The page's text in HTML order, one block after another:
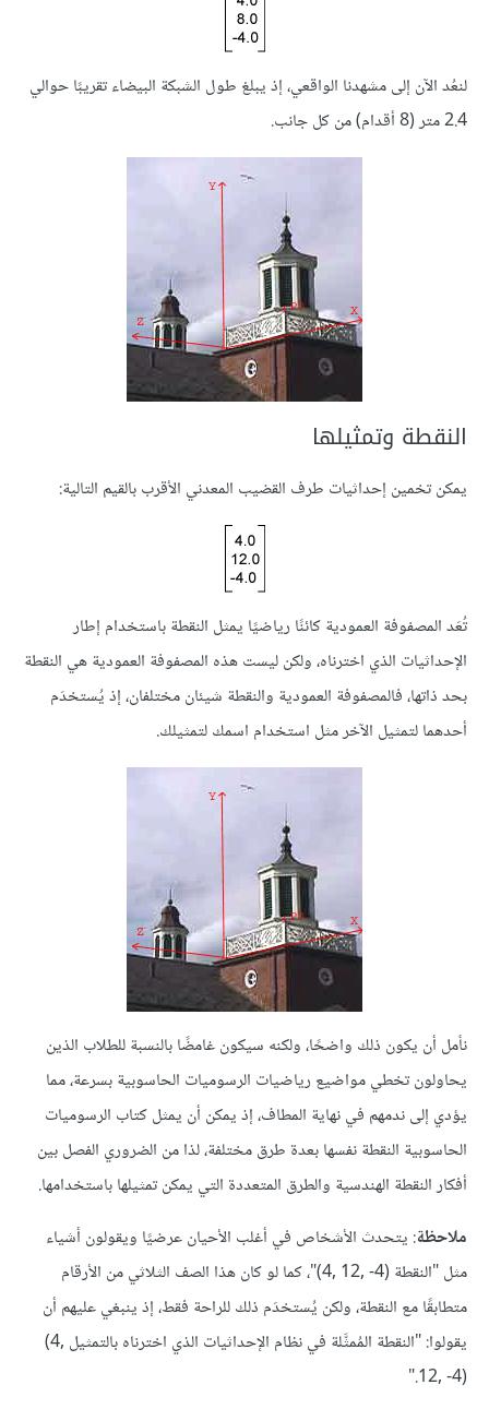
لنعُد الآن إلى مشهدنا الواقعي، إذ يبلغ طول الشبكة البيضاء تقريبًا حوالي
2.4 متر (8 أقدام) من كل جانب.
النقطة وتمثيلها
يمكن تخمين إحداثيات طرف القضيب المعدني الأقرب بالقيم التالية:
تُعَد المصفوفة العمودية كائنًا رياضيًا يمثل النقطة باستخدام إطار
الإحداثيات الذي اخترناه، ولكن ليست هذه المصفوفة العمودية هي النقطة
بحد ذاتها، فالمصفوفة العمودية والنقطة شيئان مختلفان، إذ يُستخدَم
أحدهما لتمثيل الآخر مثل استخدام اسمك لتمثيلك.
نأمل أن يكون ذلك واضحًا، ولكنه سيكون غامضًا بالنسبة للطلاب الذين
يحاولون تخطي مواضيع رياضيات الرسوميات الحاسوبية بسرعة، مما
يؤدي إلى ندمهم في نهاية المطاف، إذ يمكن أن يمثل كتاب الرسوميات
الحاسوبية النقطة نفسها بعدة طرق مختلفة، لذا من الضروري الفصل بين
أفكار النقطة الهندسية والطرق المتعددة التي يمكن تمثيلها باستخدامها.
ملاحظة: يتحدث الأشخاص في أغلب الأحيان عرضيًا ويقولون أشياء
مثل "النقطة ‎(4, 12, -4)‎"، كما لو كان هذا الصف الثلاثي من الأرقام
متطابقًا مع النقطة، ولكن يُستخدَم ذلك للراحة فقط، إذ ينبغي عليهم أن
يقولوا: "النقطة المُمثَّلة في نظام الإحداثيات الذي اخترناه بالتمثيل ‎(4,
12, -4)‎."